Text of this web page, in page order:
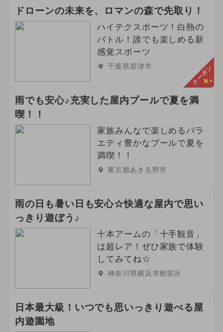
ドローンの未来を、ロマンの森で先取り！
ハイテクスポーツ！白熱の
バトル！誰でも楽しめる新
感覚スポーツ
千葉県君津市 クーポン
雨でも安心♪充実した屋内プールで夏を満
喫！！
家族みんなで楽しめるバラ
エティ豊かなプールで夏を
満喫！！
東京都あきる野市
雨の日も暑い日も安心☆快適な屋内で思い
っきり遊ぼう♪
十本アームの「十手観音」
は超レア！ぜひ家族で体験
してみてね☆
神奈川県横浜市都筑区
日本最大級！いつでも思いっきり遊べる屋
内遊園地